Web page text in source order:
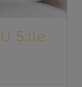
5:lle